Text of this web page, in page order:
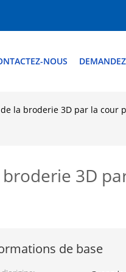
NOUS
la broderie 3D par la cour
3D
de base